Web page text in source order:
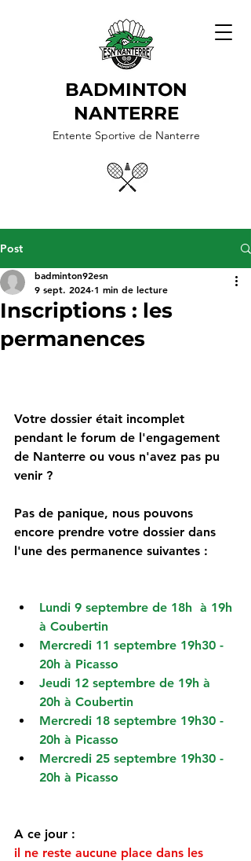
BADMINTON
NANTERRE
Entente Sportive de Nanterre
Post
Inscriptions : les
permanences
badminton92esn
9 sept. 2024 1 min de lecture
Votre dossier était incomplet
pendant le forum de l'engagement
de Nanterre ou vous n'avez pas pu
venir ?
Pas de panique, nous pouvons
encore prendre votre dossier dans
l'une des permanence suivantes :
Lundi 9 septembre de 18h  à 19h
à Coubertin
Mercredi 11 septembre 19h30 -
20h à Picasso
Jeudi 12 septembre de 19h à
20h à Coubertin
Mercredi 18 septembre 19h30 -
20h à Picasso
Mercredi 25 septembre 19h30 -
20h à Picasso
A ce jour :
il ne reste aucune place dans les